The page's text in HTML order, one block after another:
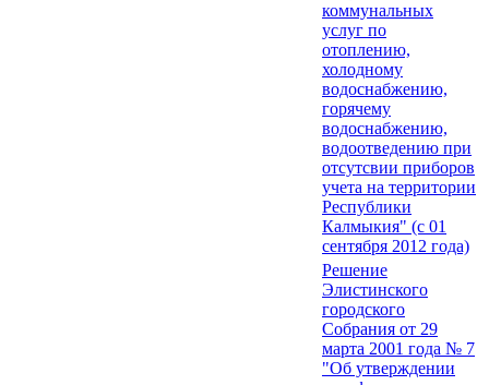
коммунальных
услуг по
отоплению,
холодному
водоснабжению,
горячему
водоснабжению,
водоотведению при
отсутсвии приборов
учета на территории
Республики
Калмыкия" (с 01
сентября 2012 года)
Решение
Элистинского
городского
Собрания от 29
марта 2001 года № 7
"Об утверждении